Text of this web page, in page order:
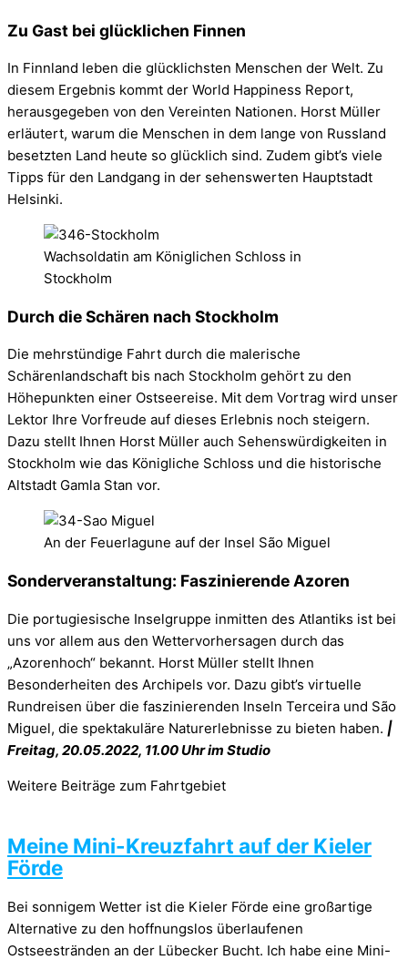
Zu Gast bei glücklichen Finnen
In Finnland leben die glücklichsten Menschen der Welt. Zu
diesem Ergebnis kommt der World Happiness Report,
herausgegeben von den Vereinten Nationen. Horst Müller
erläutert, warum die Menschen in dem lange von Russland
besetzten Land heute so glücklich sind. Zudem gibt’s viele
Tipps für den Landgang in der sehenswerten Hauptstadt
Helsinki.
Wachsoldatin am Königlichen Schloss in
Stockholm
Durch die Schären nach Stockholm
Die mehrstündige Fahrt durch die malerische
Schärenlandschaft bis nach Stockholm gehört zu den
Höhepunkten einer Ostseereise. Mit dem Vortrag wird unser
Lektor Ihre Vorfreude auf dieses Erlebnis noch steigern.
Dazu stellt Ihnen Horst Müller auch Sehenswürdigkeiten in
Stockholm wie das Königliche Schloss und die historische
Altstadt Gamla Stan vor.
An der Feuerlagune auf der Insel São Miguel
Sonderveranstaltung: Faszinierende Azoren
Die portugiesische Inselgruppe inmitten des Atlantiks ist bei
uns vor allem aus den Wettervorhersagen durch das
„Azorenhoch“ bekannt. Horst Müller stellt Ihnen
Besonderheiten des Archipels vor. Dazu gibt’s virtuelle
Rundreisen über die faszinierenden Inseln Terceira und São
Miguel, die spektakuläre Naturerlebnisse zu bieten haben. |
Freitag, 20.05.2022, 11.00 Uhr im Studio
Weitere Beiträge zum Fahrtgebiet
Meine Mini-Kreuzfahrt auf der Kieler
Förde
Bei sonnigem Wetter ist die Kieler Förde eine großartige
Alternative zu den hoffnungslos überlaufenen
Ostseestränden an der Lübecker Bucht. Ich habe eine Mini-